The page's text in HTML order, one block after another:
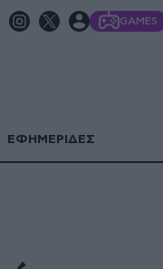
GAMES
ΕΦΗΜΕΡΙΔΕΣ